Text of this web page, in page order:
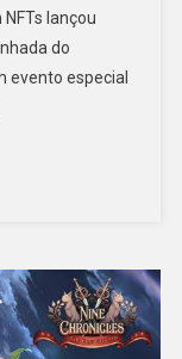
lançou
do
evento especial